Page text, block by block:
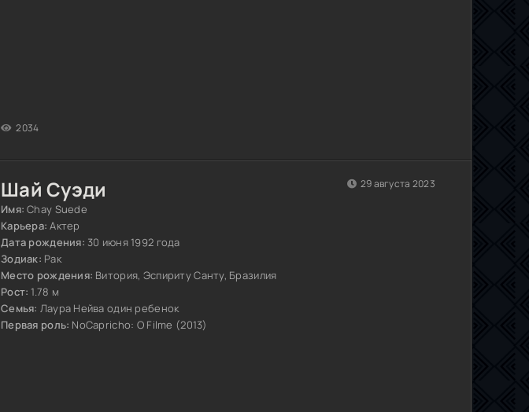
2034
Шай Суэди
Имя: Chay Suede
Карьера: Актер
Дата рождения: 30 июня 1992 года
Зодиак: Рак
Место рождения: Витория, Эспириту Санту, Бразилия
Рост: 1.78 м
Семья: Лаура Нейва один ребенок
Первая роль: NoCapricho: O Filme (2013)
29 августа 2023